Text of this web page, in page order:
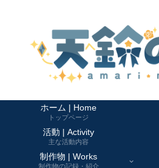
ホーム | Home
トップページ
活動 | Activity
主な活動内容
制作物 | Works